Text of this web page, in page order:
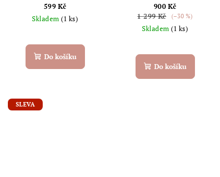
599 Kč
Skladem (1 ks)
Do košíku
900 Kč
1 299 Kč
(–30 %)
Skladem (1 ks)
Do košíku
SLEVA